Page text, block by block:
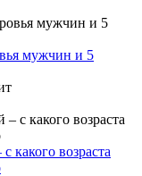
мужчин и 5
какого возраста